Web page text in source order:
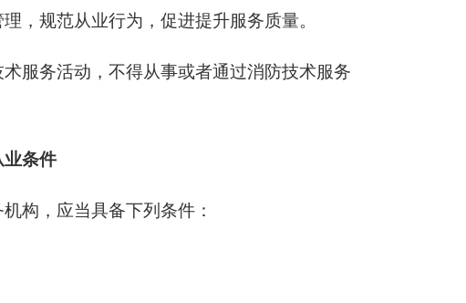
，规范从业行为，促进提升服务质量。
服务活动，不得从事或者通过消防技术服务
业条件
构，应当具备下列条件：